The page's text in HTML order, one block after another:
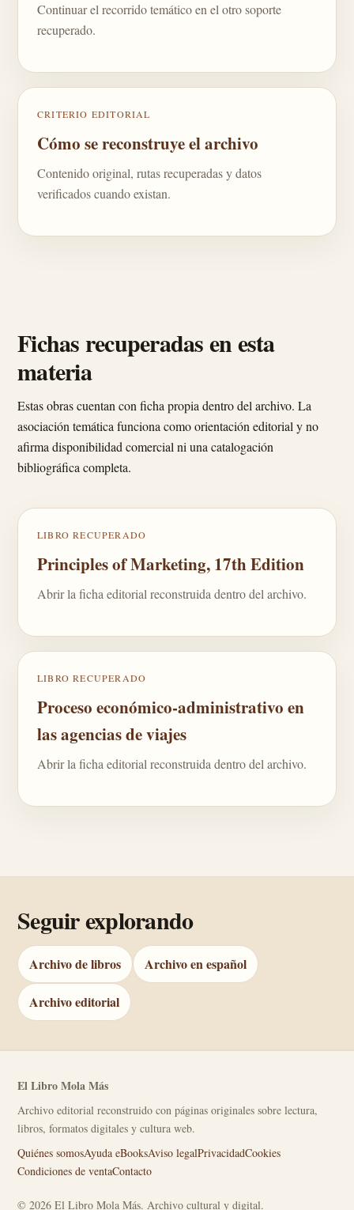
Continuar el recorrido temático en el otro soporte
recuperado.
CRITERIO EDITORIAL
Cómo se reconstruye el archivo
Contenido original, rutas recuperadas y datos
verificados cuando existan.
Fichas recuperadas en esta
materia
Estas obras cuentan con ficha propia dentro del archivo. La
asociación temática funciona como orientación editorial y no
afirma disponibilidad comercial ni una catalogación
bibliográfica completa.
LIBRO RECUPERADO
Principles of Marketing, 17th Edition
Abrir la ficha editorial reconstruida dentro del archivo.
LIBRO RECUPERADO
Proceso económico-administrativo en
las agencias de viajes
Abrir la ficha editorial reconstruida dentro del archivo.
Seguir explorando
Archivo de libros Archivo en español
Archivo editorial
El Libro Mola Más
Archivo editorial reconstruido con páginas originales sobre lectura,
libros, formatos digitales y cultura web.
Quiénes somosAyuda eBooksAviso legalPrivacidadCookies
Condiciones de ventaContacto
© 2026 El Libro Mola Más. Archivo cultural y digital.